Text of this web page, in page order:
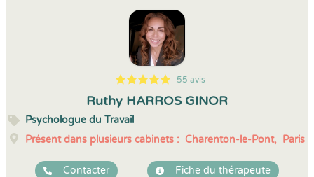
5
1
5
55 55 avis
Ruthy HARROS GINOR
Psychologue du Travail
Présent dans plusieurs cabinets : Charenton-le-Pont, Paris
Contacter Fiche du thérapeute